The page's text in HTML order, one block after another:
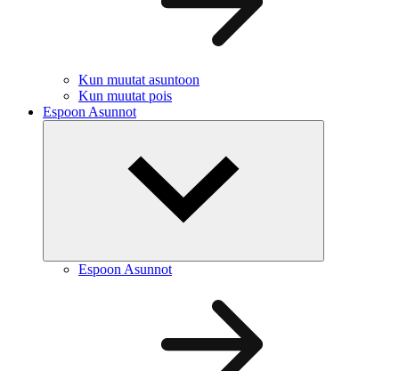
Kun muutat asuntoon
Kun muutat pois
Espoon Asunnot
Espoon Asunnot